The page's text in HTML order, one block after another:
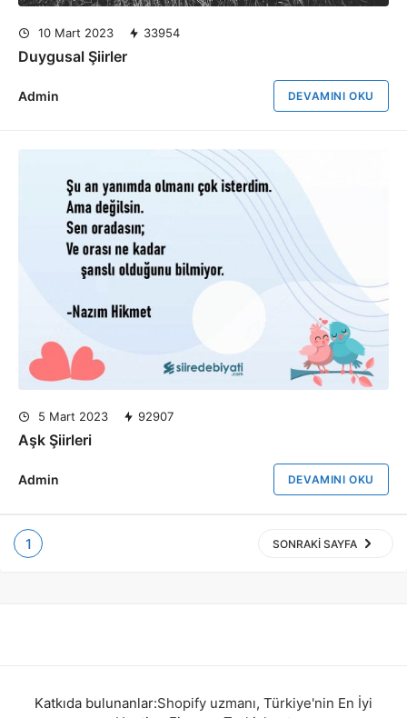
10 Mart 2023 33954
Duygusal Şiirler
Admin DEVAMINI OKU
5 Mart 2023 92907
Aşk Şiirleri
Admin DEVAMINI OKU
1 SONRAKI SAYFA
Katkıda bulunanlar:Shopify uzmanı, Türkiye'nin En İyi